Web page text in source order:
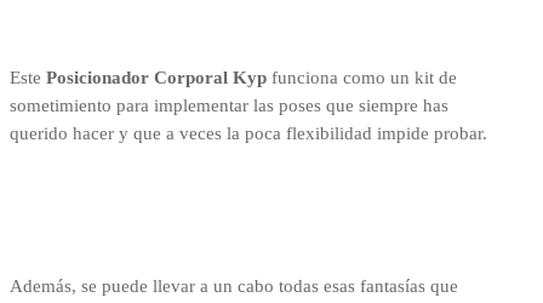
Este Posicionador Corporal Kyp funciona como un kit de
sometimiento para implementar las poses que siempre has
querido hacer y que a veces la poca flexibilidad impide probar.
Además, se puede llevar a un cabo todas esas fantasías que